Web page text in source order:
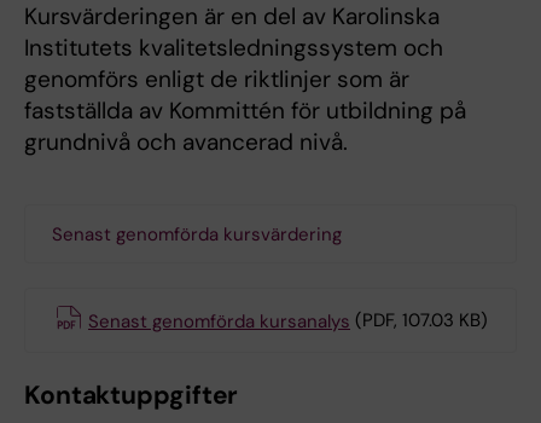
Kursvärderingen är en del av Karolinska
Institutets kvalitetsledningssystem och
genomförs enligt de riktlinjer som är
fastställda av Kommittén för utbildning på
grundnivå och avancerad nivå.
Senast genomförda kursvärdering
Senast genomförda kursanalys (PDF, 107.03 KB)
Kontaktuppgifter